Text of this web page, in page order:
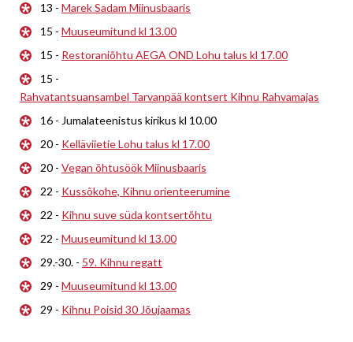
13 - Marek Sadam Miinusbaaris
15 - Muuseumitund kl 13.00
15 - Restoraniõhtu AEGA OND Lohu talus kl 17.00
15 -
Rahvatantsuansambel Tarvanpää kontsert Kihnu Rahvamajas
16 - Jumalateenistus kirikus kl 10.00
20 - Kelläviietie Lohu talus kl 17.00
20 - Vegan õhtusöök Miinusbaaris
22 - Kussõkohe, Kihnu orienteerumine
22 - Kihnu suve süda kontsertõhtu
22 - Muuseumitund kl 13.00
29.-30. - 59. Kihnu regatt
29 - Muuseumitund kl 13.00
29 - Kihnu Poisid 30 Jõujaamas